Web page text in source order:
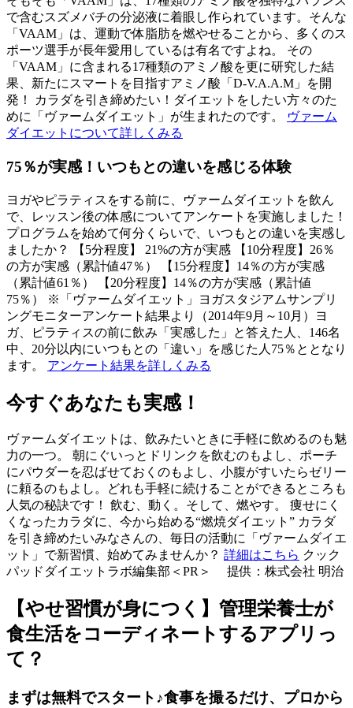
で含むスズメバチの分泌液に着眼し作られています。そんな
「VAAM」は、運動で体脂肪を燃やせることから、多くのス
ポーツ選手が長年愛用しているは有名ですよね。 その
「VAAM」に含まれる17種類のアミノ酸を更に研究した結
果、新たにスマートを目指すアミノ酸「D-V.A.A.M」を開
発！ カラダを引き締めたい！ダイエットをしたい方々のた
めに「ヴァームダイエット」が生まれたのです。
ヴァーム
ダイエットについて詳しくみる
75％が実感！いつもとの違いを感じる体験
ヨガやピラティスをする前に、ヴァームダイエットを飲ん
で、レッスン後の体感についてアンケートを実施しました！
プログラムを始めて何分くらいで、いつもとの違いを実感し
ましたか？ 【5分程度】 21%の方が実感 【10分程度】26％
の方が実感（累計値47％） 【15分程度】14％の方が実感
（累計値61％） 【20分程度】14％の方が実感（累計値
75％） ※「ヴァームダイエット」ヨガスタジアムサンプリ
ングモニターアンケート結果より（2014年9月～10月）ヨ
ガ、ピラティスの前に飲み「実感した」と答えた人、146名
中、20分以内にいつもとの「違い」を感じた人75％ととなり
ます。 アンケート結果を詳しくみる
今すぐあなたも実感！
ヴァームダイエットは、飲みたいときに手軽に飲めるのも魅
力の一つ。 朝にぐいっとドリンクを飲むのもよし、ポーチ
にパウダーを忍ばせておくのもよし、小腹がすいたらゼリー
に頼るのもよし。どれも手軽に続けることができるところも
人気の秘訣です！ 飲む、動く。そして、燃やす。 痩せにく
くなったカラダに、今から始める“燃焼ダイエット” カラダ
を引き締めたいみなさんの、毎日の活動に「ヴァームダイエ
ット」で新習慣、始めてみませんか？ 詳細はこちら クック
パッドダイエットラボ編集部＜PR＞ 提供：株式会社 明治
【やせ習慣が身につく】管理栄養士が
食生活をコーディネートするアプリっ
て？
まずは無料でスタート♪食事を撮るだけ、プロから